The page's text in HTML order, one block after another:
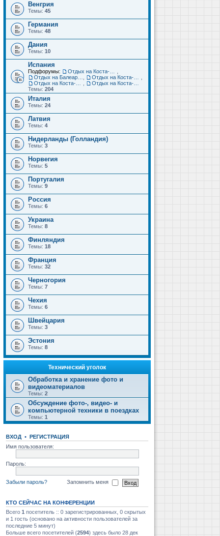
Венгрия
Темы: 45
Германия
Темы: 48
Дания
Темы: 10
Испания
Подфорумы:
Темы: 204
Италия
Темы: 24
Латвия
Темы: 4
Нидерланды (Голландия)
Темы: 3
Норвегия
Темы: 5
Португалия
Темы: 9
Россия
Темы: 6
Украина
Темы: 8
Финляндия
Темы: 18
Франция
Темы: 32
Черногория
Темы: 7
Чехия
Темы: 6
Швейцария
Темы: 3
Эстония
Темы: 8
Технический уголок
Обработка и хранение фото и
видеоматериалов
Темы: 2
Обсуждение фото-, видео- и
компьютерной техники в поездках
Темы: 1
ВХОД • РЕГИСТРАЦИЯ
Имя пользователя:
Пароль:
Забыли пароль? Запомнить меня
КТО СЕЙЧАС НА КОНФЕРЕНЦИИ
Всего 1 посетитель :: 0 зарегистрированных, 0 скрытых
и 1 гость (основано на активности пользователей за
последние 5 минут)
Больше всего посетителей (2594) здесь было 28 дек